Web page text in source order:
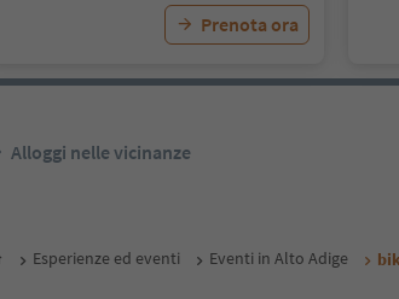
Prenota ora
Alloggi nelle vicinanze
Esperienze ed eventi Eventi in Alto Adige